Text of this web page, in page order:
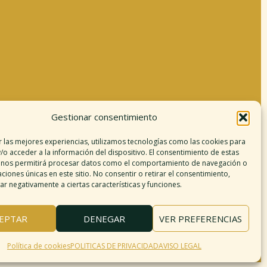
Gestionar consentimiento
las mejores experiencias, utilizamos tecnologías como las cookies para
o acceder a la información del dispositivo. El consentimiento de estas
permitirá procesar datos como el comportamiento de navegación o
únicas en este sitio. No consentir o retirar el consentimiento,
negativamente a ciertas características y funciones.
DENEGAR VER PREFERENCIAS
Política de cookiesPOLITICAS DE PRIVACIDADAVISO LEGAL
Aviso legal
de responsabilidad
Política de cookies
y condiciones
Mapa del sitio